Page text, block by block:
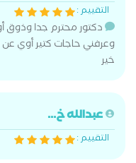
التقييم :
دكتور محترم جدا وذوق
وعرفني حاجات كتير أوي
خير
عبدالله خ...
التقييم :